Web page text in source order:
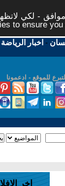
- لكي
to ensure
- اخبار الرياضة
التبرع للموقع - ادعمونا
اخر